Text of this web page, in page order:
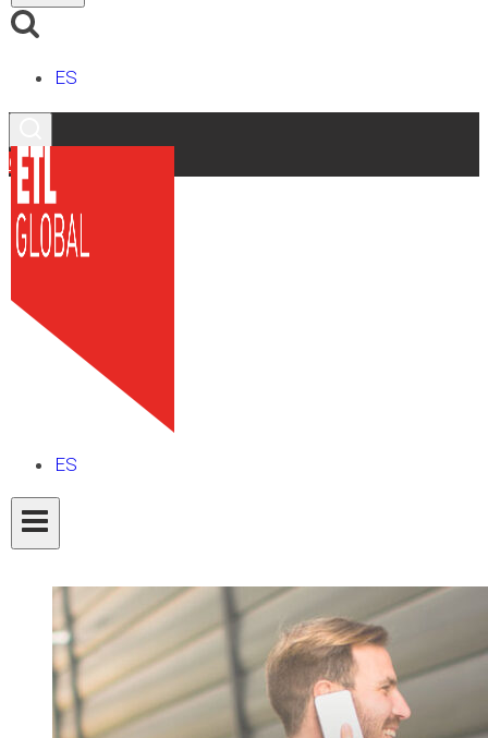
ES
Contacto
ES